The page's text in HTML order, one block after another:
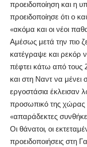
προειδοποίηση και η
προειδοποίησε ότι ο
«ακόμα και οι νέοι
Αμέσως μετά την πιο
κατέγραψε και ρεκόρ
πέφτει κάτω από τους
και στη Ναντ να μένει
εργοστάσια έκλεισαν
προσωπικό της χώρας
«απαράδεκτες
Οι θάνατοι, οι
προειδοποιήσεις στη